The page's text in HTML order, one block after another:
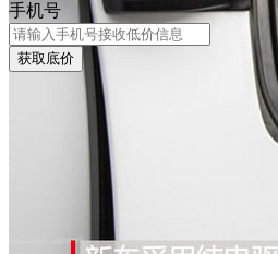
手机号
获取底价